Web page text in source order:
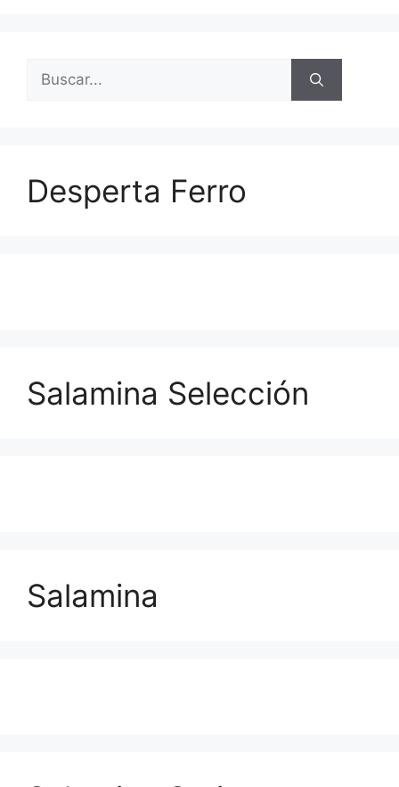
Buscar:
Desperta Ferro
Salamina Selección
Salamina